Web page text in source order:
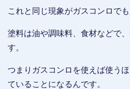
これと同じ現象がガスコンロで
塗料は油や調味料、食材などで
す。
つまりガスコンロを使えば使う
ていることになるんです。